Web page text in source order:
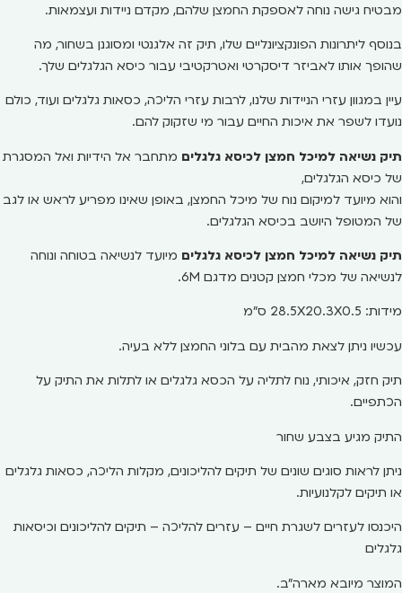
מבטיח גישה נוחה לאספקת החמצן שלהם, מקדם ניידות ועצמאות.
בנוסף ליתרונות הפונקציונליים שלו, תיק זה אלגנטי ומסוגנן בשחור, מה
שהופך אותו לאביזר דיסקרטי ואטרקטיבי עבור כיסא הגלגלים שלך.
עיין במגוון עזרי הניידות שלנו, לרבות עזרי הליכה, כסאות גלגלים ועוד, כולם
נועדו לשפר את איכות החיים עבור מי שזקוק להם.
תיק נשיאה למיכל חמצן לכיסא גלגלים מתחבר אל הידיות ואל המסגרת
של כיסא הגלגלים,
והוא מיועד למיקום נוח של מיכל החמצן, באופן שאינו מפריע לראש או לגב
של המטופל היושב בכיסא הגלגלים.
תיק נשיאה למיכל חמצן לכיסא גלגלים מיועד לנשיאה בטוחה ונוחה
לנשיאה של מכלי חמצן קטנים מדגם 6M.
מידות: 28.5X20.3X0.5 ס"מ
עכשיו ניתן לצאת מהבית עם בלוני החמצן ללא בעיה.
תיק חזק, איכותי, נוח לתליה על הכסא גלגלים או לתלות את התיק על
הכתפיים.
התיק מגיע בצבע שחור
ניתן לראות סוגים שונים של תיקים להליכונים, מקלות הליכה, כסאות גלגלים
או תיקים לקלנועיות.
היכנסו לעזרים לשגרת חיים – עזרים להליכה – תיקים להליכונים וכיסאות
גלגלים
המוצר מיובא מארה"ב.